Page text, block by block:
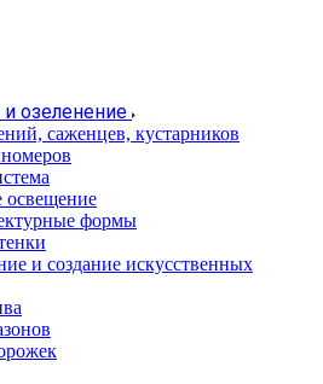
озеленение
саженцев, кустарников
формы
и создание искусственных